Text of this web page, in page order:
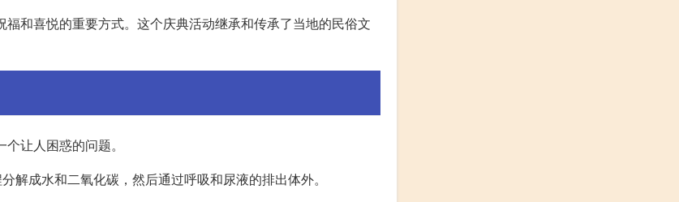
和喜悦的重要方式。这个庆典活动继承和传承了当地的民俗文
让人困惑的问题。
解成水和二氧化碳，然后通过呼吸和尿液的排出体外。